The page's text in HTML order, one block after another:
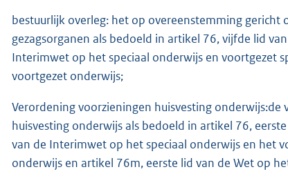
bestuurlijk overleg: het op overeenstemming gericht
gezagsorganen als bedoeld in artikel 76, vijfde lid
Interimwet op het speciaal onderwijs en voortgezet
voortgezet onderwijs;
Verordening voorzieningen huisvesting
huisvesting onderwijs als bedoeld in artikel 76,
van de Interimwet op het speciaal onderwijs en het
onderwijs en artikel 76m, eerste lid van de Wet op